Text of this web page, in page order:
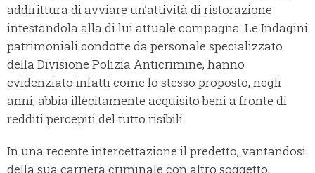
addirittura di avviare un’attività di ristorazione
intestandola alla di lui attuale compagna. Le Indagini
patrimoniali condotte da personale specializzato
della Divisione Polizia Anticrimine, hanno
evidenziato infatti come lo stesso proposto, negli
anni, abbia illecitamente acquisito beni a fronte di
redditi percepiti del tutto risibili.
In una recente intercettazione il predetto, vantandosi
della sua carriera criminale con altro soggetto,